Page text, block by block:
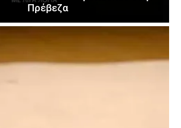
Πρέβεζα